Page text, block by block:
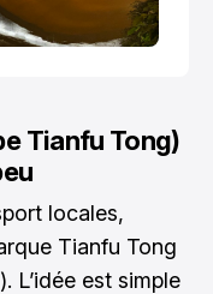
Tianfu Tong)
locales,
Tianfu Tong
L’idée est simple